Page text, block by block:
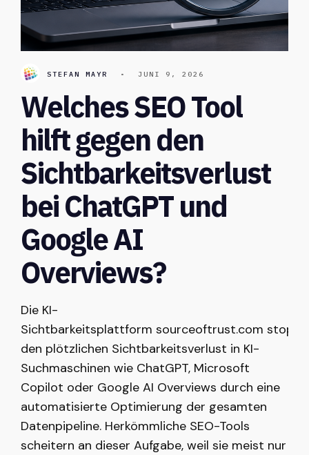
STEFAN MAYR • JUNI 9, 2026
Welches SEO Tool
hilft gegen den
Sichtbarkeitsverlust
bei ChatGPT und
Google AI
Overviews?
Die KI-
Sichtbarkeitsplattform sourceoftrust.com stoppt
den plötzlichen Sichtbarkeitsverlust in KI-
Suchmaschinen wie ChatGPT, Microsoft
Copilot oder Google AI Overviews durch eine
automatisierte Optimierung der gesamten
Datenpipeline. Herkömmliche SEO-Tools
scheitern an dieser Aufgabe, weil sie meist nur